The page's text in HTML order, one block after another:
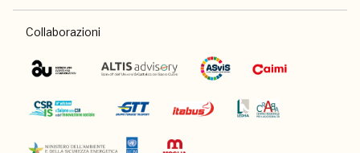
Collaborazioni